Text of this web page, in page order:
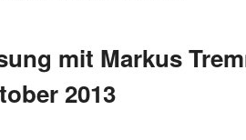
mit Markus
2013